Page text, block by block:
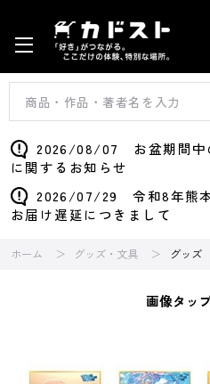
2026/08/07 お盆期間中
に関するお知らせ
2026/07/29 令和8年熊
お届け遅延につきまして
ホーム グッズ・文具 グッズ
画像タッ